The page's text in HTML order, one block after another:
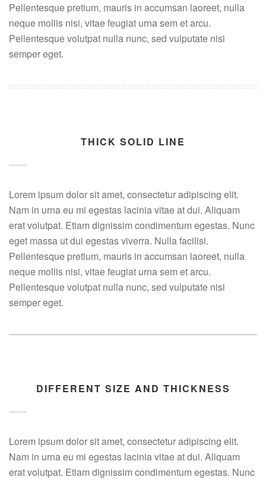
Pellentesque pretium, mauris in accumsan laoreet, nulla
neque mollis nisi, vitae feugiat urna sem et arcu.
Pellentesque volutpat nulla nunc, sed vulputate nisi
semper eget.
THICK SOLID LINE
Lorem ipsum dolor sit amet, consectetur adipiscing elit.
Nam in urna eu mi egestas lacinia vitae at dui. Aliquam
erat volutpat. Etiam dignissim condimentum egestas. Nunc
eget massa ut dui egestas viverra. Nulla facilisi.
Pellentesque pretium, mauris in accumsan laoreet, nulla
neque mollis nisi, vitae feugiat urna sem et arcu.
Pellentesque volutpat nulla nunc, sed vulputate nisi
semper eget.
DIFFERENT SIZE AND THICKNESS
Lorem ipsum dolor sit amet, consectetur adipiscing elit.
Nam in urna eu mi egestas lacinia vitae at dui. Aliquam
erat volutpat. Etiam dignissim condimentum egestas. Nunc